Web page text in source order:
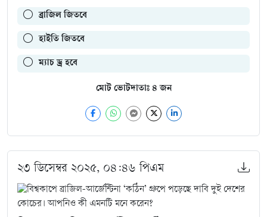
ব্রাজিল জিতবে
হাইতি জিতবে
ম্যাচ ড্র হবে
মোট ভোটদাতাঃ ৪ জন
২৩ ডিসেম্বর ২০২৫, ০৪:৪৬ পিএম